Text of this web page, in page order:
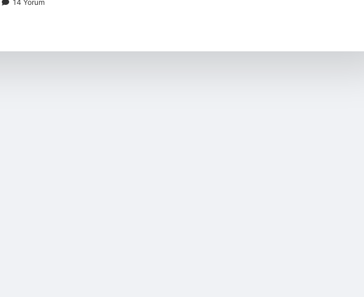
14 Yorum